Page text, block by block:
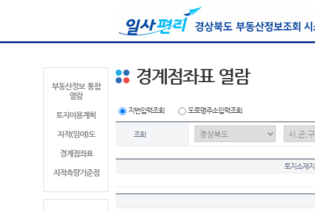
부동산정보 통합
열람
토지이용계획
지적(임야)도
경계점좌표
지적측량기준점
경계점좌표 열람
지번입력조회 도로명주소입력조회
조회
토지소재지